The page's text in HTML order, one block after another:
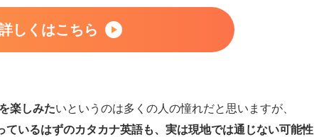
しくはこちら
楽しみたいというのは多くの人の憧れだと思いますが、
ているはずのカタカナ英語も、実は現地では通じない可能性